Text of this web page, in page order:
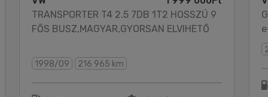
TRANSPORTER T4 2.5 7DB 1T2 HOSSZÚ 9
FŐS BUSZ,MAGYAR,GYORSAN ELVIHETŐ
1998/09 216 965 km